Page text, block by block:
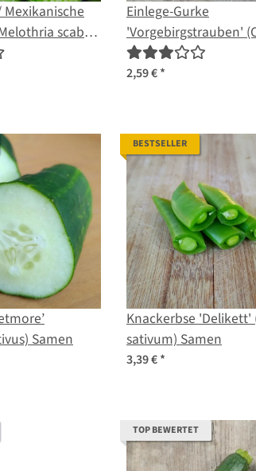
scabra)
Einlege-Gurke
'Vorgebirgstrauben'
sativus) Bio Saatgut
2,59 €*
Samen
BESTSELLER
Knackerbse 'Delikett'
sativum) Samen
3,39 €*
TOP BEWERTET